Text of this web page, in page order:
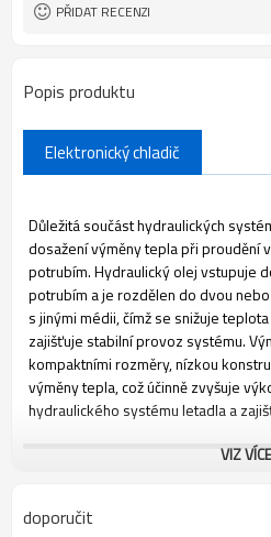
PŘIDAT RECENZI
Popis produktu
Elektronický chladič
Důležitá součást hydraulických
dosažení výměny tepla při proudění
potrubím. Hydraulický olej vstupuje
potrubím a je rozdělen do dvou
s jinými médii, čímž se snižuje
zajišťuje stabilní provoz systému.
kompaktními rozměry, nízkou
výměny tepla, což účinně zvyšuje
hydraulického systému letadla a
VIZ VÍCE
doporučit